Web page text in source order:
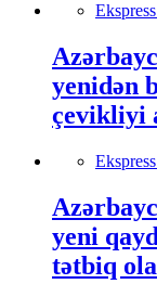
yenidən
çevikliyi
yeni
tətbiq